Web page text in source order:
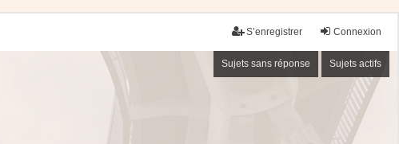
Connexion
S’enregistrer
Sujets sans réponse Sujets actifs